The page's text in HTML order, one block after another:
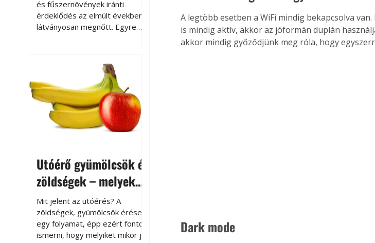
kertészkedés
és fűszernövények iránti
érdeklődés az elmúlt években
látványosan megnőtt. Egyre
kertészkedés sokak számára
kikapcsolódást és feltöltődést
is jelent.
Utóérő gyümölcsök és
zöldségek – melyek
érnek tovább leszedés
után?
Mit jelent az utóérés? A
zöldségek, gyümölcsök érése
egy folyamat, épp ezért fontos
ismerni, hogy melyiket mikor jó
A legtöbb esetben a WiFi mindig bekapcsolva
is mindig aktív, akkor az jóformán duplán
akkor mindig győződjünk meg róla, hogy
Dark mode